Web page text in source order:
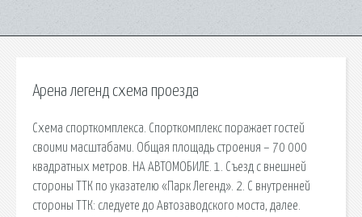
Арена легенд схема проезда
Схема спорткомплекса. Спорткомплекс поражает гостей
своими масштабами. Общая площадь строения – 70 000
квадратных метров. НА АВТОМОБИЛЕ. 1. Съезд с внешней
стороны ТТК по указателю «Парк Легенд». 2. С внутренней
стороны ТТК: следуете до Автозаводского моста, далее.